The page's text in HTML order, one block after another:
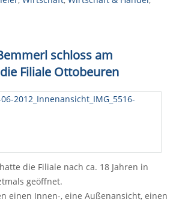
schloss am
Filiale Ottobeuren
die Filiale nach ca. 18 Jahren in
geöffnet.
einen Innen-, eine Außenansicht, einen